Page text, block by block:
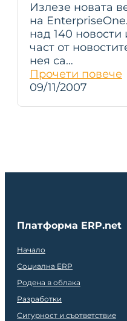
Излезе новата
на
над 140
част от
нея са…
Прочети повече
09/11/2007
Платформа ERP.net
Начало
Социална ERP
Родена в облака
Разработки
Сигурност и съответствие